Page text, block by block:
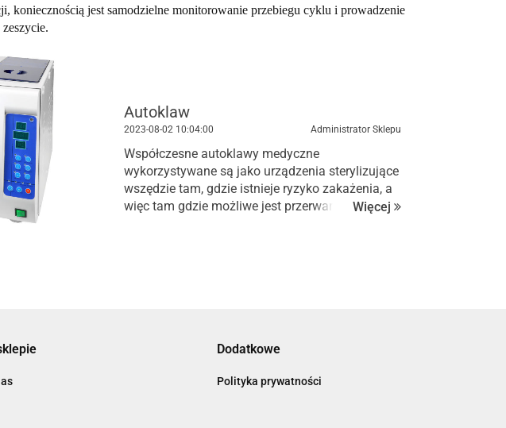
koniecznością jest samodzielne monitorowanie przebiegu cyklu i prowadzenie
Autoklaw
2023-08-02 10:04:00 Administrator Sklepu
Współczesne autoklawy medyczne
wykorzystywane są jako urządzenia sterylizujące
wszędzie tam, gdzie istnieje ryzyko zakażenia, a
więc tam gdzie możliwe jest przerwanie ciągłości
Więcej
Dodatkowe
Polityka prywatności